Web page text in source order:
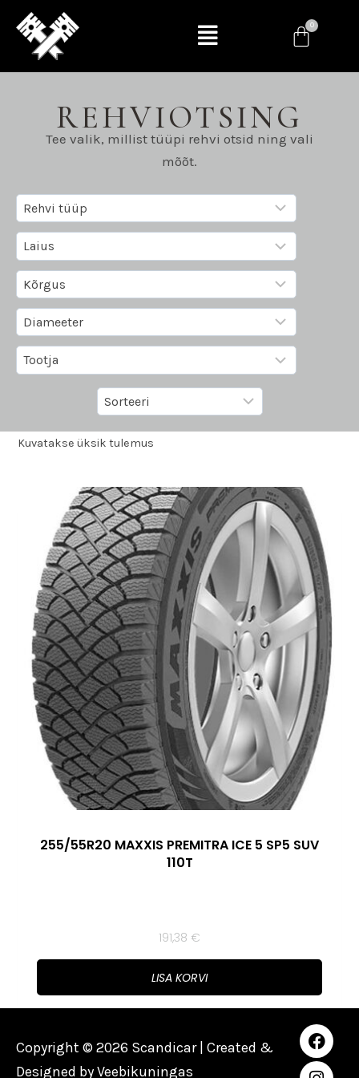
REHVIOTSING
Tee valik, millist tüüpi rehvi otsid ning vali
mõõt.
Kuvatakse üksik tulemus
255/55R20 MAXXIS PREMITRA ICE 5 SP5 SUV
110T
191,38 €
LISA KORVI
Copyright © 2026 Scandicar | Created &
Designed byVeebikuningas